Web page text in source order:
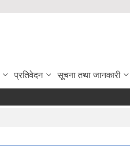
प्रतिवेदन सूचना तथा जानकारी